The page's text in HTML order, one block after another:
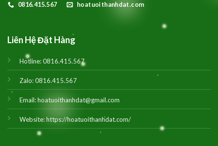
0816.415.567 hoatuoithanhdat.com
Liên Hệ Đặt Hàng
Hotline:0816.415.567
Zalo:0816.415.567
Email:hoatuoithanhdat@gmail.com
Website:https://hoatuoithanhdat.com/